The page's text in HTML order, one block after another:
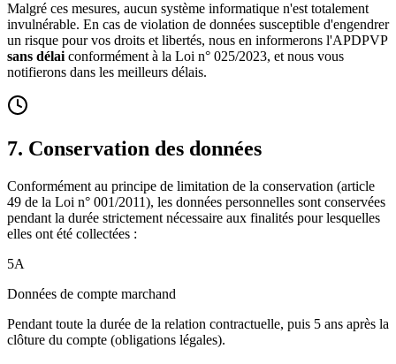
Malgré ces mesures, aucun système informatique n'est totalement
invulnérable. En cas de violation de données susceptible d'engendrer
un risque pour vos droits et libertés, nous en informerons l'APDPVP
sans délai conformément à la Loi n° 025/2023, et nous vous
notifierons dans les meilleurs délais.
7. Conservation des données
Conformément au principe de limitation de la conservation (article
49 de la Loi n° 001/2011), les données personnelles sont conservées
pendant la durée strictement nécessaire aux finalités pour lesquelles
elles ont été collectées :
5A
Données de compte marchand
Pendant toute la durée de la relation contractuelle, puis 5 ans après la
clôture du compte (obligations légales).